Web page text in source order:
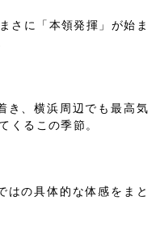
さに「本領発揮」が始ま
き、横浜周辺でも最高気
くるこの季節。
はの具体的な体感をまと